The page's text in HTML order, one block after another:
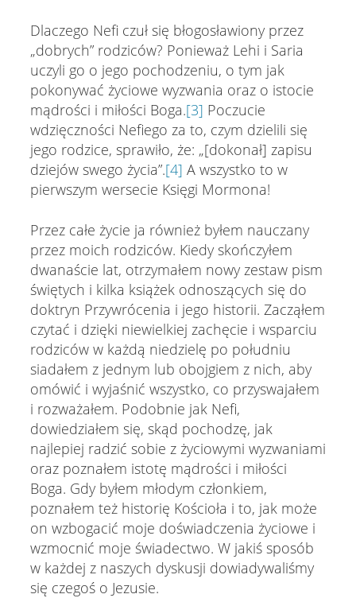
Dlaczego Nefi czuł się błogosławiony przez
„dobrych” rodziców? Ponieważ Lehi i Saria
uczyli go o jego pochodzeniu, o tym jak
pokonywać życiowe wyzwania oraz o istocie
mądrości i miłości Boga.[3] Poczucie
wdzięczności Nefiego za to, czym dzielili się
jego rodzice, sprawiło, że: „[dokonał] zapisu
dziejów swego życia”.[4] A wszystko to w
pierwszym wersecie Księgi Mormona!
Przez całe życie ja również byłem nauczany
przez moich rodziców. Kiedy skończyłem
dwanaście lat, otrzymałem nowy zestaw pism
świętych i kilka książek odnoszących się do
doktryn Przywrócenia i jego historii. Zacząłem
czytać i dzięki niewielkiej zachęcie i wsparciu
rodziców w każdą niedzielę po południu
siadałem z jednym lub obojgiem z nich, aby
omówić i wyjaśnić wszystko, co przyswajałem
i rozważałem. Podobnie jak Nefi,
dowiedziałem się, skąd pochodzę, jak
najlepiej radzić sobie z życiowymi wyzwaniami
oraz poznałem istotę mądrości i miłości
Boga. Gdy byłem młodym członkiem,
poznałem też historię Kościoła i to, jak może
on wzbogacić moje doświadczenia życiowe i
wzmocnić moje świadectwo. W jakiś sposób
w każdej z naszych dyskusji dowiadywaliśmy
się czegoś o Jezusie.